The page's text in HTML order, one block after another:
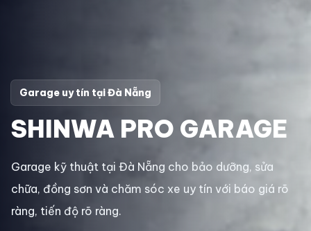
Garage uy tín tại Đà Nẵng
SHINWA PRO GARAGE
Garage kỹ thuật tại Đà Nẵng cho bảo dưỡng, sửa
chữa, đồng sơn và chăm sóc xe uy tín với báo giá rõ
ràng, tiến độ rõ ràng.